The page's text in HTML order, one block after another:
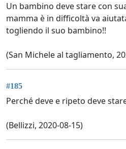
Un bambino deve stare con
mamma è in difficoltà va
togliendo il suo bambino!!
(San Michele al tagliamento,
#185
Perché deve e ripeto deve
(Bellizzi, 2020-08-15)